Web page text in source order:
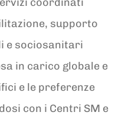
supporto
e sociosanitari
in carico globale e
e le preferenze
con i Centri SM e